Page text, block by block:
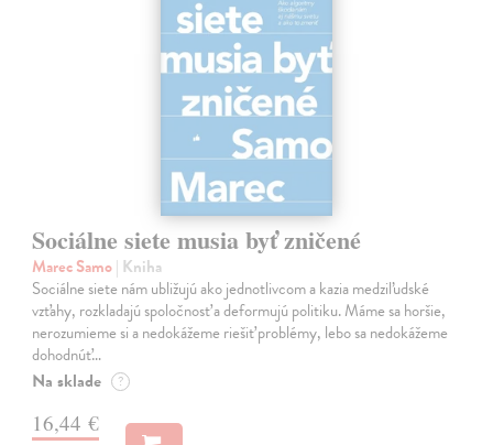
Sociálne siete musia byť zničené
Marec Samo| Kniha
Sociálne siete nám ubližujú ako jednotlivcom a kazia medziľudské
vzťahy, rozkladajú spoločnosť a deformujú politiku. Máme sa horšie,
nerozumieme si a nedokážeme riešiť problémy, lebo sa nedokážeme
dohodnúť…
Na sklade ?
16,44 €